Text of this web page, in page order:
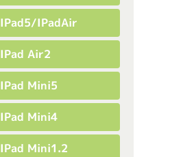
IPad5/iPadAir
IPad Air2
IPad Mini5
IPad Mini4
IPad Mini1.2